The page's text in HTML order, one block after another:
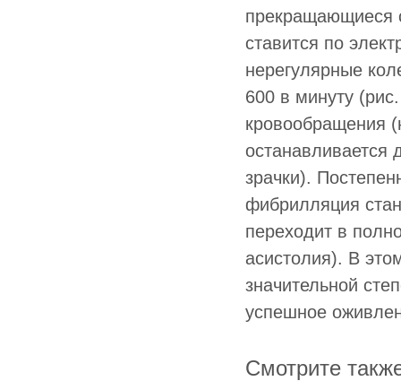
прекращающиеся
ставится по
нерегулярные
600 в минуту
кровообращения
останавливается
зрачки).
фибрилляция
переходит в
асистолия). В
значительной
успешное
Смотрите